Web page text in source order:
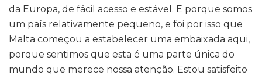
da Europa, de fácil acesso e estável. E porque somos
um país relativamente pequeno, e foi por isso que
Malta começou a estabelecer uma embaixada aqui,
porque sentimos que esta é uma parte única do
mundo que merece nossa atenção. Estou satisfeito